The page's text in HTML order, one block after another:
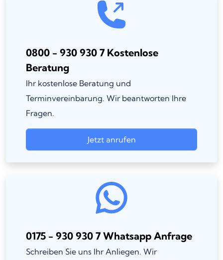
0800 - 930 930 7 Kostenlose
Beratung
Ihr kostenlose Beratung und
Terminvereinbarung. Wir beantworten Ihre
Fragen.
Jetzt anrufen
0175 - 930 930 7 Whatsapp Anfrage
Schreiben Sie uns Ihr Anliegen. Wir